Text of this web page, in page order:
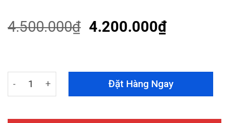
based on
customer
4.500.000₫ 4.200.000₫
Camera Hành Trình VietMap KC01 Pro - Camera Ghi
Đặt Hàng Ngay